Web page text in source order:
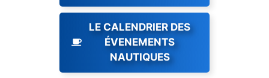
LE CALENDRIER DES
ÉVENEMENTS
NAUTIQUES